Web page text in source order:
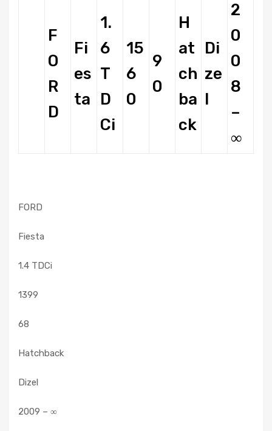
F
O
R
D
Fi
es
ta
1.
6
T
D
Ci
15
6
0
9
0
H
at
ch
ba
ck
Di
ze
l
2
0
0
8
–
∞
FORD
Fiesta
1.4 TDCi
1399
68
Hatchback
Dizel
2009 – ∞